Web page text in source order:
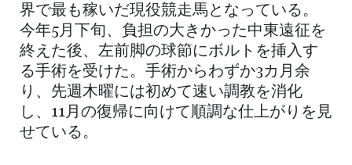
界で最も稼いだ現役競走馬となっている。
今年5月下旬、負担の大きかった中東遠征を
終えた後、左前脚の球節にボルトを挿入す
る手術を受けた。手術からわずか3カ月余
り、先週木曜には初めて速い調教を消化
し、11月の復帰に向けて順調な仕上がりを見
せている。